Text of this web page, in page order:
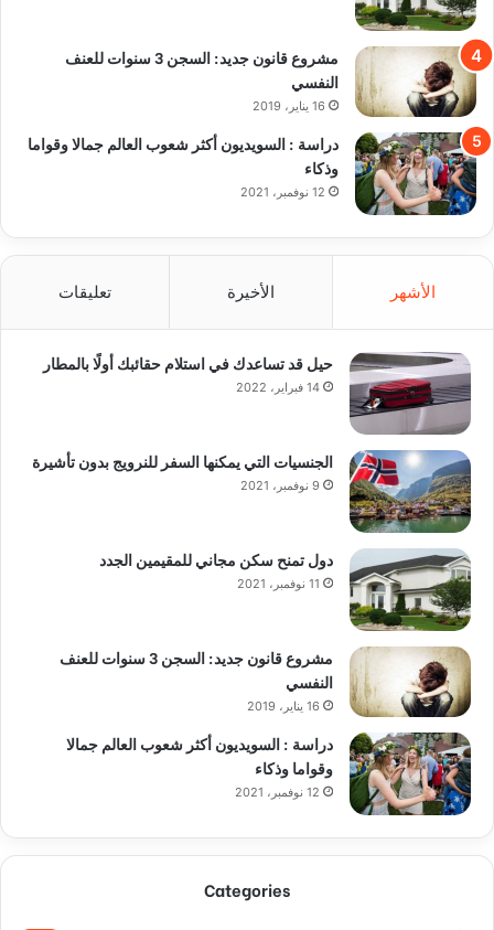
مشروع قانون جديد: السجن 3 سنوات للعنف
النفسي
16 يناير، 2019
دراسة : السويديون أكثر شعوب العالم جمالا وقواما
وذكاء
12 نوفمبر، 2021
الأشهر الأخيرة تعليقات
حيل قد تساعدك في استلام حقائبك أولًا بالمطار
14 فبراير، 2022
الجنسيات التي يمكنها السفر للنرويج بدون تأشيرة
9 نوفمبر، 2021
دول تمنح سكن مجاني للمقيمين الجدد
11 نوفمبر، 2021
مشروع قانون جديد: السجن 3 سنوات للعنف
النفسي
16 يناير، 2019
دراسة : السويديون أكثر شعوب العالم جمالا
وقواما وذكاء
12 نوفمبر، 2021
Categories